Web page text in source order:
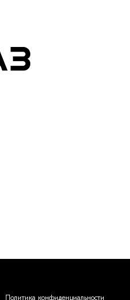
Политика конфиденциальности